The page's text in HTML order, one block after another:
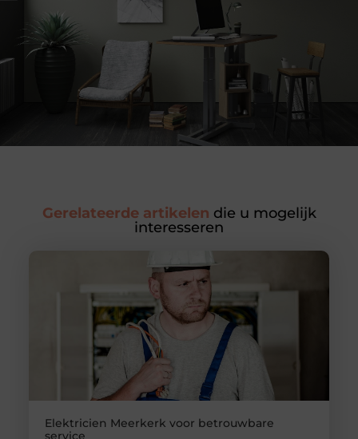
Gerelateerde artikelen die u mogelijk
interesseren
Elektricien Meerkerk voor betrouwbare
service